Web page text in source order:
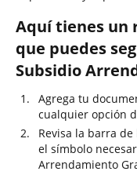
Aquí tienes un
que puedes
Subsidio
Agrega tu
cualquier opción
Revisa la barra
el símbolo
Arrendamiento